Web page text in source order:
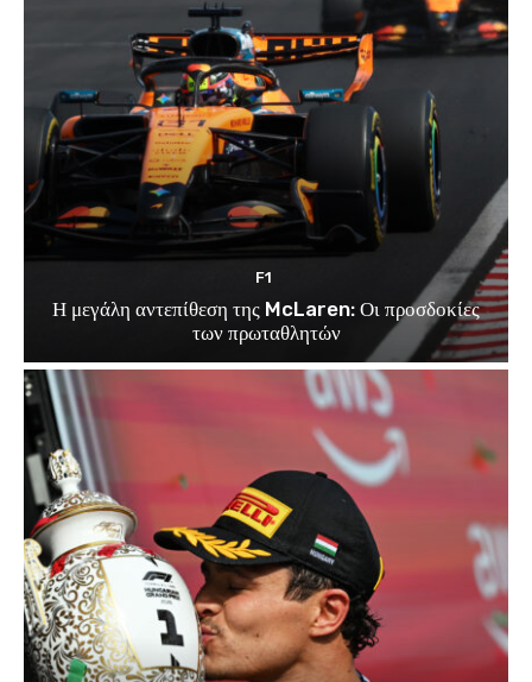
F1
Η μεγάλη αντεπίθεση της McLaren: Οι προσδοκίες
των πρωταθλητών